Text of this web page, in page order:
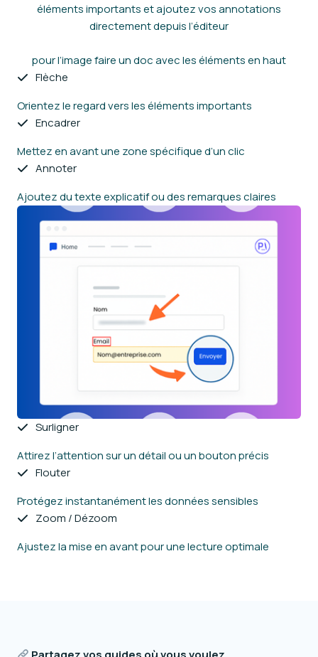
éléments importants et ajoutez vos annotations
directement depuis l’éditeur
pour l’image faire un doc avec les éléments en haut
Flèche
Orientez le regard vers les éléments importants
Encadrer
Mettez en avant une zone spécifique d’un clic
Annoter
Ajoutez du texte explicatif ou des remarques claires
Surligner
Attirez l’attention sur un détail ou un bouton précis
Flouter
Protégez instantanément les données sensibles
Zoom / Dézoom
Ajustez la mise en avant pour une lecture optimale